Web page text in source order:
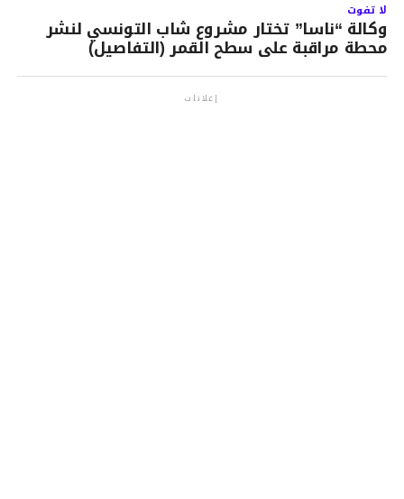
لا تفوت
وكالة “ناسا” تختار مشروع شاب التونسي لنشر
محطة مراقبة على سطح القمر (التفاصيل)
إعلانات